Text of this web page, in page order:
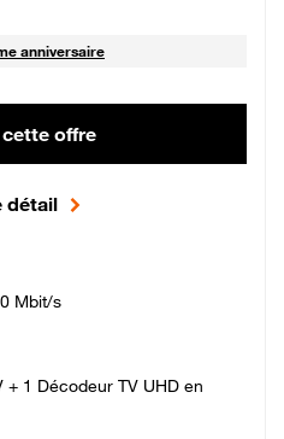
anniversaire
offre
détail
Mbit/s
+ 1 Décodeur TV UHD en